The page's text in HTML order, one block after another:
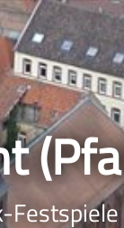
Festspiele